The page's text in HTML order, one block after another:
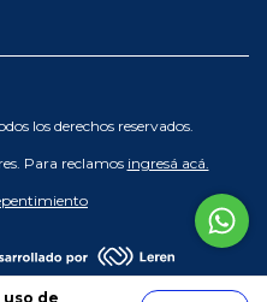
de
los derechos reservados.
Para reclamos ingresá acá.